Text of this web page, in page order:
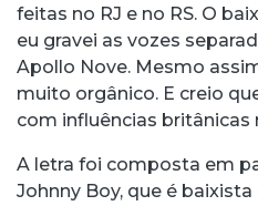
feitas no RJ e no RS. O
eu gravei as vozes
Apollo Nove. Mesmo
muito orgânico. E creio
com influências britânicas
A letra foi composta em
Johnny Boy, que é